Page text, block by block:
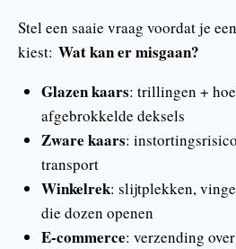
Stel een saaie vraag voordat je
kiest: Wat kan er misgaan?
Glazen kaars: trillingen +
afgebrokkelde deksels
Zware kaars:
transport
Winkelrek: slijtplekken,
die dozen openen
E-commerce: verzending